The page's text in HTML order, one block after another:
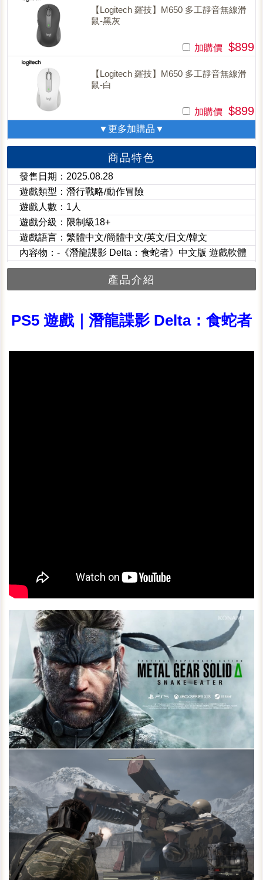
【Logitech 羅技】M650 多工靜音無線滑
鼠-黑灰
加購價 $899
【Logitech 羅技】M650 多工靜音無線滑
鼠-白
加購價 $899
▼更多加購品▼
商品特色
發售日期：2025.08.28
遊戲類型：潛行戰略/動作冒險
遊戲人數：1人
遊戲分級：限制級18+
遊戲語言：繁體中文/簡體中文/英文/日文/韓文
內容物：-《潛龍諜影 Delta：食蛇者》中文版 遊戲軟體
產品介紹
PS5 遊戲｜潛龍諜影 Delta：食蛇者